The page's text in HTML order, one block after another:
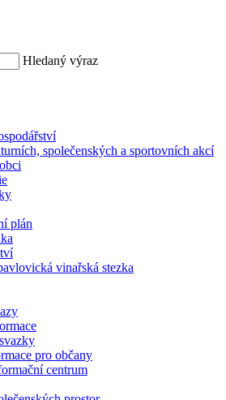
Hledaný výraz
společenských a sportovních akcí
plán
vinařská stezka
pro občany
centrum